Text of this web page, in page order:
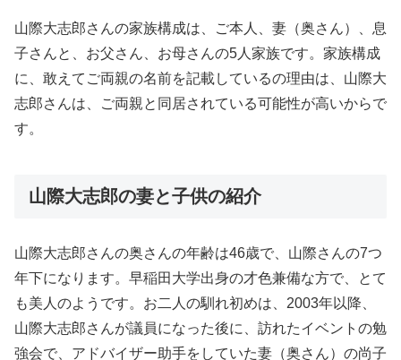
山際大志郎さんの家族構成は、ご本人、妻（奥さん）、息
子さんと、お父さん、お母さんの5人家族です。家族構成
に、敢えてご両親の名前を記載しているの理由は、山際大
志郎さんは、ご両親と同居されている可能性が高いからで
す。
山際大志郎の妻と子供の紹介
山際大志郎さんの奥さんの年齢は46歳で、山際さんの7つ
年下になります。早稲田大学出身の才色兼備な方で、とて
も美人のようです。お二人の馴れ初めは、2003年以降、
山際大志郎さんが議員になった後に、訪れたイベントの勉
強会で、アドバイザー助手をしていた妻（奥さん）の尚子